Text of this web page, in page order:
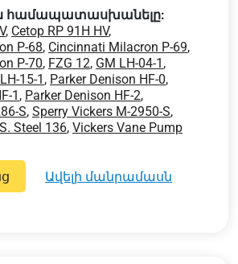
համապատասխանելը:
, Cetop RP 91H HV,
P-68, Cincinnati Milacron P-69,
P-70, FZG 12, GM LH-04-1 ,
15-1 , Parker Denison HF-0,
1 , Parker Denison HF-2,
S, Sperry Vickers M-2950-S,
Steel 136, Vickers Vane Pump
ավելի մանրամասն